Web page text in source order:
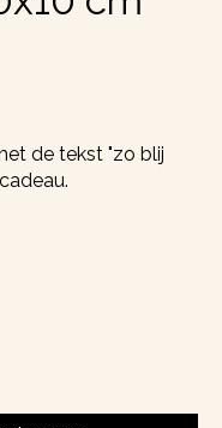
de tekst "zo blij